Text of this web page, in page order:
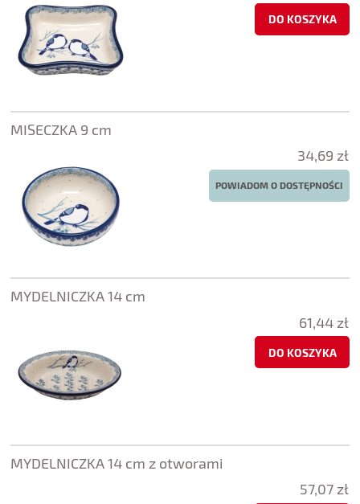
DO KOSZYKA
MISECZKA 9 cm
34,69 zł
POWIADOM O DOSTĘPNOŚCI
MYDELNICZKA 14 cm
61,44 zł
DO KOSZYKA
MYDELNICZKA 14 cm z otworami
57,07 zł